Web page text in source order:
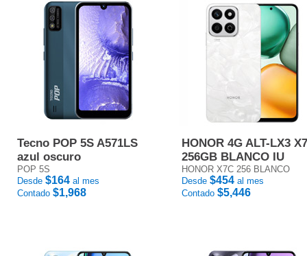
Tecno POP 5S A571LS
azul oscuro
POP 5S
Desde $164 al mes
Contado $1,968
HONOR 4G ALT-LX3
256GB BLANCO IU
HONOR X7C 256 BLANCO
Desde $454 al mes
Contado $5,446